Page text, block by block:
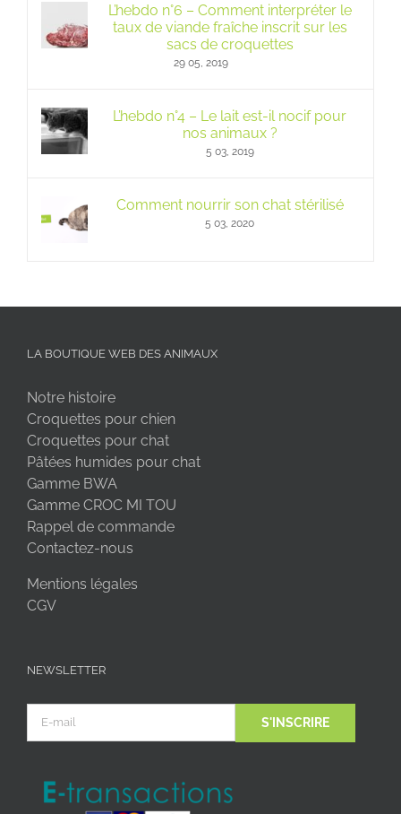
L’hebdo n°6 – Comment interpréter le
taux de viande fraîche inscrit sur les
sacs de croquettes
29 05, 2019
L’hebdo n°4 – Le lait est-il nocif pour
nos animaux ?
5 03, 2019
Comment nourrir son chat stérilisé
5 03, 2020
LA BOUTIQUE WEB DES ANIMAUX
Notre histoire
Croquettes pour chien
Croquettes pour chat
Pâtées humides pour chat
Gamme BWA
Gamme CROC MI TOU
Rappel de commande
Contactez-nous
Mentions légales
CGV
NEWSLETTER